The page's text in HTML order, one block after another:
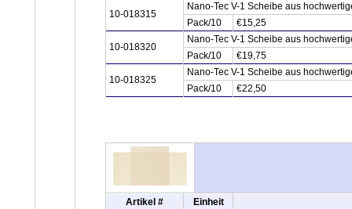
10-018315
Nano-Tec V-1 Scheibe aus
Pack/10
€15,25
10-018320
Nano-Tec V-1 Scheibe aus
Pack/10
€19,75
10-018325
Nano-Tec V-1 Scheibe aus
Pack/10
€22,50
Artikel # Einheit